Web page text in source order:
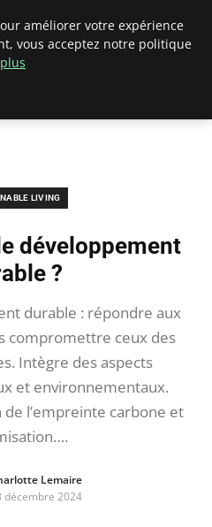
LIVING
développement
?
durable : répondre aux
compromettre ceux des
Intègre des aspects
et environnementaux.
l’empreinte carbone et
Lemaire
décembre 2024
améliorer votre expérience
vous acceptez notre politique